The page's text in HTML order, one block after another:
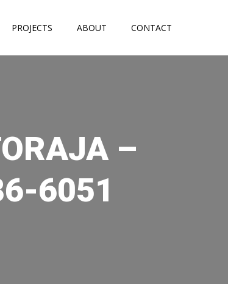
PROJECTS ABOUT CONTACT
–
6051